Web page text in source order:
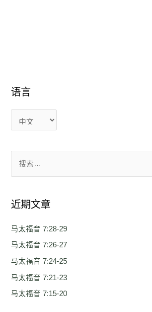
语言
语
近期文章
马太福音 7:28-29
马太福音 7:26-27
马太福音 7:24-25
马太福音 7:21-23
马太福音 7:15-20
语